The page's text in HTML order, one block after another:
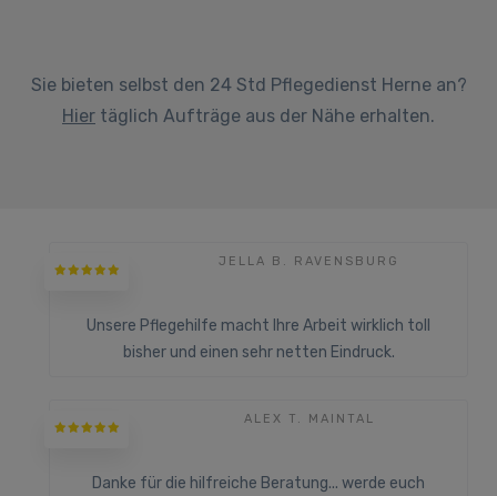
Sie bieten selbst den 24 Std Pflegedienst Herne an?
Hier täglich Aufträge aus der Nähe erhalten.
JELLA B. RAVENSBURG
Unsere Pflegehilfe macht Ihre Arbeit wirklich toll
bisher und einen sehr netten Eindruck.
ALEX T. MAINTAL
Danke für die hilfreiche Beratung... werde euch